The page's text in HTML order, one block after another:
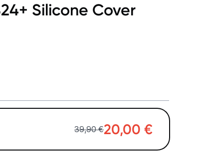
Silicone Cover
39,90 €20,00 €